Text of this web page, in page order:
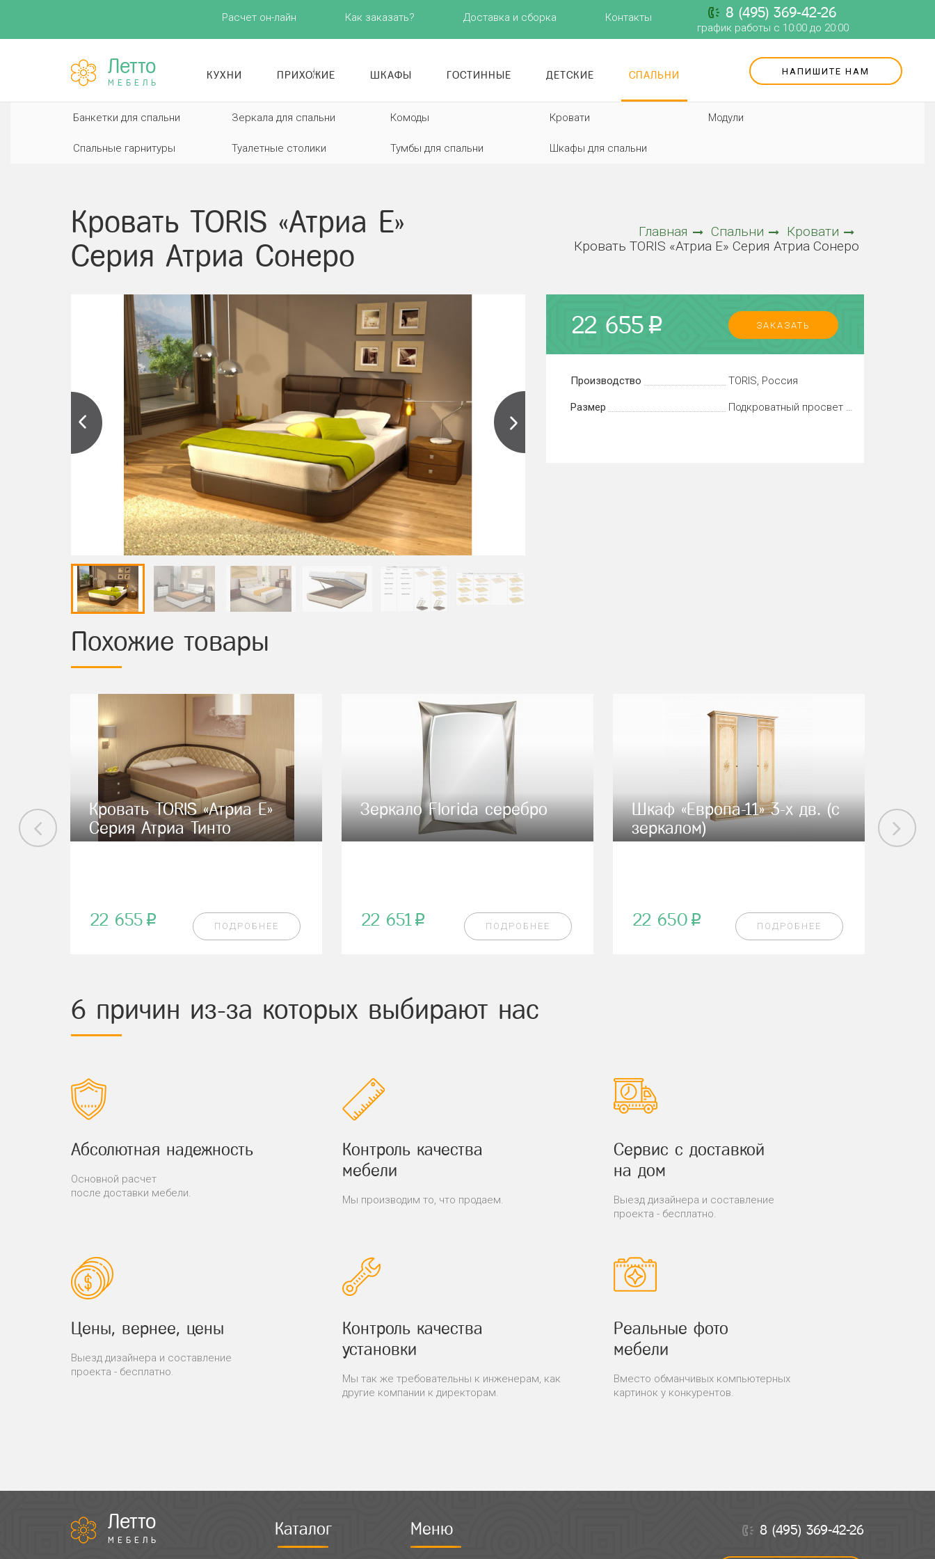
Расчет он-лайн Как заказать? Доставка и сборка Контакты 8 (495) 369-42-26
график работы с 10:00 до 20:00
Летто
МЕБЕЛЬ
КУХНИ ПРИХОЖИЕ ШКАФЫ ГОСТИННЫЕ ДЕТСКИЕ СПАЛЬНИ НАПИШИТЕ НАМ
Банкетки для спальни Зеркала для спальни Комоды Кровати Модули
Спальные гарнитуры Туалетные столики Тумбы для спальни Шкафы для спальни
Кровать TORIS «Атриа Е»
Серия Атриа Сонеро
Главная Спальни
Кровати
Кровать TORIS «Атриа Е» Серия Атриа Сонеро
22 655 p ЗАКАЗАТЬ
Производство TORIS, Россия
Размер Подкроватный просвет составляет около 5 см, высота царги 30 см.
Похожие товары
Кровать TORIS «Атриа Е»
Серия Атриа Тинто
22 655 p
ПОДРОБНЕЕ
Зеркало Florida серебро
22 651 p
ПОДРОБНЕЕ
Шкаф «Европа-11» 3-х дв. (с
зеркалом)
22 650 p
ПОДРОБНЕЕ
6 причин из-за которых выбирают нас
Абсолютная надежность
Основной расчет
после доставки мебели.
Контроль качества
мебели
Мы производим то, что продаем.
Сервис с доставкой
на дом
Выезд дизайнера и составление
проекта - бесплатно.
Цены, вернее, цены
Выезд дизайнера и составление
проекта - бесплатно.
Контроль качества
установки
Мы так же требовательны к инженерам, как
другие компании к директорам.
Реальные фото
мебели
Вместо обманчивых компьютерных
картинок у конкурентов.
Летто
МЕБЕЛЬ
Каталог Меню 8 (495) 369-42-26